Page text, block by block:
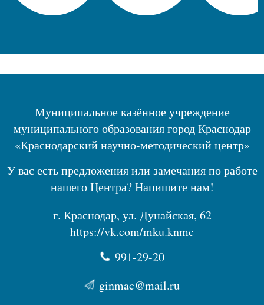
Муниципальное казённое учреждение
муниципального образования город Краснодар
«Краснодарский научно-методический центр»
У вас есть предложения или замечания по работе
нашего Центра? Напишите нам!
г. Краснодар, ул. Дунайская, 62
https://vk.com/mku.knmc
991-29-20
ginmac@mail.ru